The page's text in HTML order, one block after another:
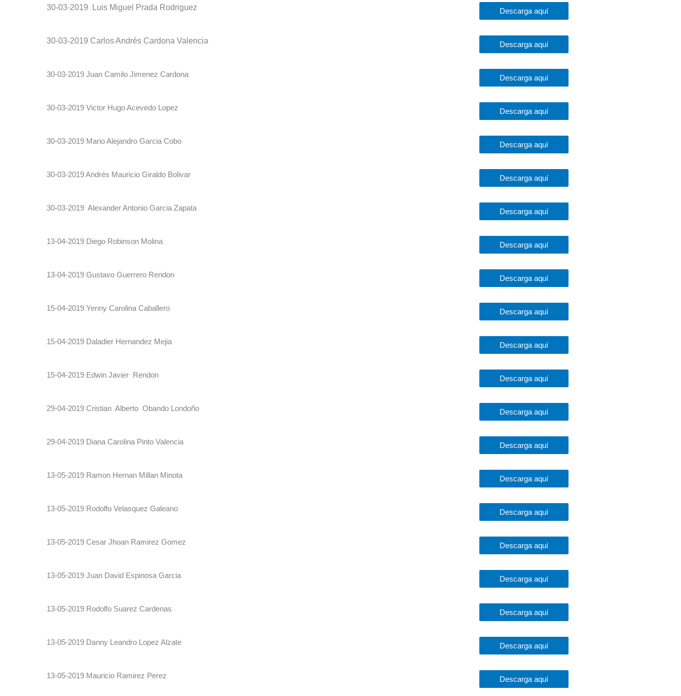
30-03-2019 Luis Miguel Prada Rodriguez Descarga aquí
30-03-2019 Carlos Andrés Cardona Valencia Descarga aquí
30-03-2019 Juan Camilo Jimenez Cardona Descarga aquí
30-03-2019 Victor Hugo Acevedo Lopez Descarga aquí
30-03-2019 Mario Alejandro Garcia Cobo Descarga aquí
30-03-2019 Andrés Mauricio Giraldo Bolivar Descarga aquí
30-03-2019 Alexander Antonio Garcia Zapata Descarga aquí
13-04-2019 Diego Robinson Molina Descarga aquí
13-04-2019 Gustavo Guerrero Rendon Descarga aquí
15-04-2019 Yenny Carolina Caballero Descarga aquí
15-04-2019 Daladier Hernandez Mejia Descarga aquí
15-04-2019 Edwin Javier Rendon Descarga aquí
29-04-2019 Cristian Alberto Obando Londoño Descarga aquí
29-04-2019 Diana Carolina Pinto Valencia Descarga aquí
13-05-2019 Ramon Hernan Millan Minota Descarga aquí
13-05-2019 Rodolfo Velasquez Galeano Descarga aquí
13-05-2019 Cesar Jhoan Ramirez Gomez Descarga aquí
13-05-2019 Juan David Espinosa Garcia Descarga aquí
13-05-2019 Rodolfo Suarez Cardenas Descarga aquí
13-05-2019 Danny Leandro Lopez Alzate Descarga aquí
13-05-2019 Mauricio Ramirez Perez Descarga aquí